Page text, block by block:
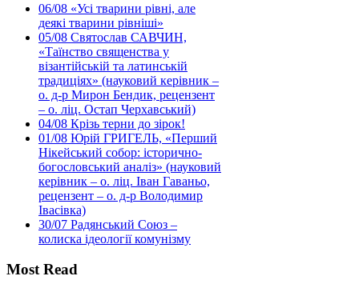
06/08 «Усі тварини рівні, але
деякі тварини рівніші»
05/08 Святослав САВЧИН,
«Таїнство священства у
візантійській та латинській
традиціях» (науковий керівник –
о. д-р Мирон Бендик, рецензент
– о. ліц. Остап Черхавський)
04/08 Крізь терни до зірок!
01/08 Юрій ГРИГЕЛЬ, «Перший
Нікейський собор: історично-
богословський аналіз» (науковий
керівник – о. ліц. Іван Гаваньо,
рецензент – о. д-р Володимир
Івасівка)
30/07 Радянський Союз –
колиска ідеології комунізму
Most Read